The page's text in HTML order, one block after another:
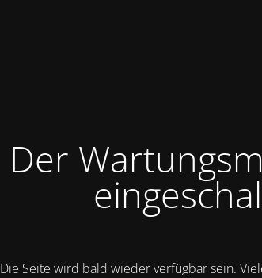
Der
Die Seite wird bald wieder verfügbar sein.